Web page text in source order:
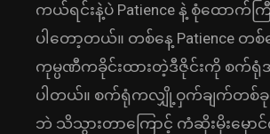
ကယ်ရင်းနဲ့ပဲ Patience နဲ့ စုံထောက်က
ပါတော့တယ်။ တစ်နေ့ Patience တ
ကုမ္ပဏီကခိုင်းထားတဲ့ဒီဇိုင်းကို စက်ရုံ
ပါတယ်။ စက်ရုံကလျှို့ဝှက်ချက်တစ်
ဘဲ သိသွားတာကြောင့် ကံဆိုးမိုးမှော